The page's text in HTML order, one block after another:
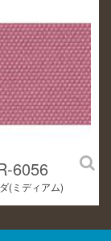
6056
(ミディアム)